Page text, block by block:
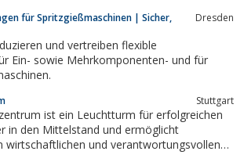
für Spritzgießmaschinen | Sicher,
Dresden
Ein- sowie Mehrkomponenten- und für
Stuttgart
ist ein Leuchtturm für erfolgreichen
in den Mittelstand und ermöglicht
wirtschaftlichen und verantwortungsvollen